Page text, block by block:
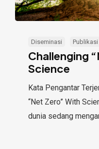
Zero”
With
Science
Diseminasi Publikasi
Challenging
Science
Kata Pengantar
“Net Zero” With
dunia sedang